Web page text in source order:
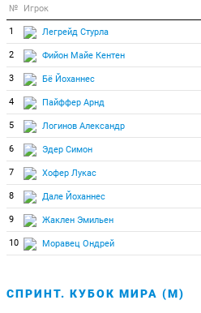
№ Игрок
1 Легрейд Стурла
2 Фийон Майе Кентен
3 Бё Йоханнес
4 Пайффер Арнд
5 Логинов Александр
6 Эдер Симон
7 Хофер Лукас
8 Дале Йоханнес
9 Жаклен Эмильен
10 Моравец Ондрей
СПРИНТ. КУБОК МИРА (М)